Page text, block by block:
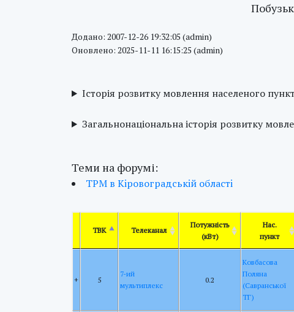
Додано: 2007-12-26 19:32:05 (admin)
Оновлено: 2025-11-11 16:15:25 (admin)
Історія розвитку мовлення населеного
Загальнонаціональна історія розвитку
Теми на форумі:
ТРМ в Кiровоградськiй областi
ТВК Телеканал
Потужність
(кВт)
Нас.
пункт
+ 5
7-ий
мультиплекс
0.2
Ковбасова
Поляна
(Савранської
ТГ)